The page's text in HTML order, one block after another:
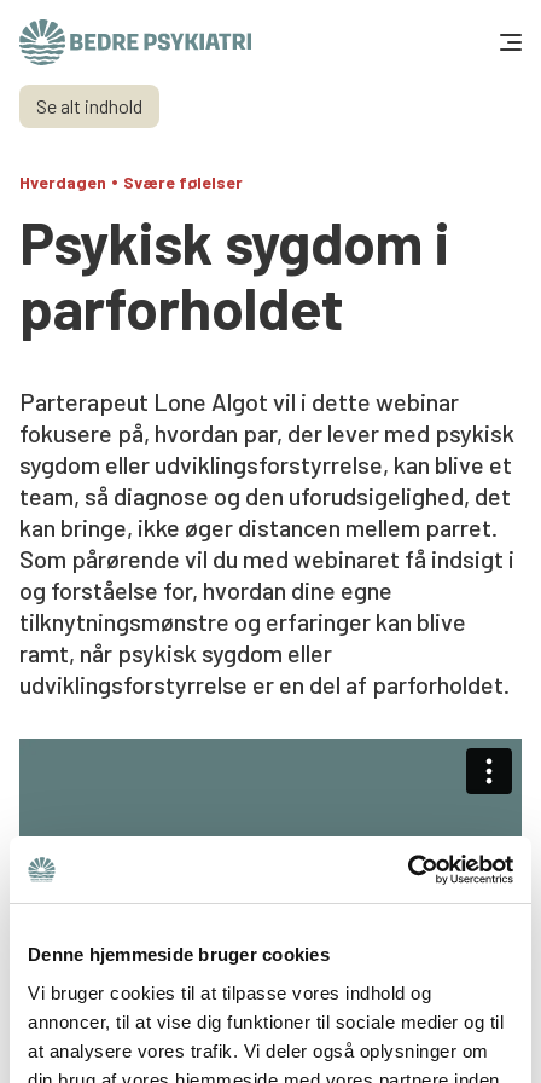
Denne hjemmeside bruger cookies
Vi bruger cookies til at tilpasse vores indhold og
annoncer, til at vise dig funktioner til sociale medier og til
at analysere vores trafik. Vi deler også oplysninger om
Skip to content
Få hjælp
Tal og fakta
Om os
Vær med
Presse og politik
Støt os
Se alt indhold
Hverdagen • Svære følelser
Psykisk sygdom i
parforholdet
Parterapeut Lone Algot vil i dette webinar
fokusere på, hvordan par, der lever med psykisk
sygdom eller udviklingsforstyrrelse, kan blive et
team, så diagnose og den uforudsigelighed, det
kan bringe, ikke øger distancen mellem parret.
Som pårørende vil du med webinaret få indsigt i
og forståelse for, hvordan dine egne
tilknytningsmønstre og erfaringer kan blive
ramt, når psykisk sygdom eller
udviklingsforstyrrelse er en del af parforholdet.